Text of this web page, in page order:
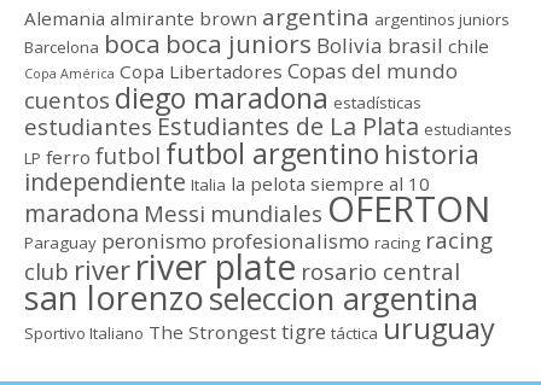
Alemania almirante brown argentina argentinos juniors
Barcelona boca boca juniors Bolivia brasil chile
Copa América Copa Libertadores Copas del mundo
cuentos diego maradona estadísticas
estudiantes Estudiantes de La Plata estudiantes
LP ferro futbol futbol argentino historia
independiente Italia la pelota siempre al 10
maradona Messi mundiales OFERTON
Paraguay peronismo profesionalismo racing racing
club river river plate rosario central
san lorenzoseleccion argentina
Sportivo Italiano The Strongest tigre táctica uruguay